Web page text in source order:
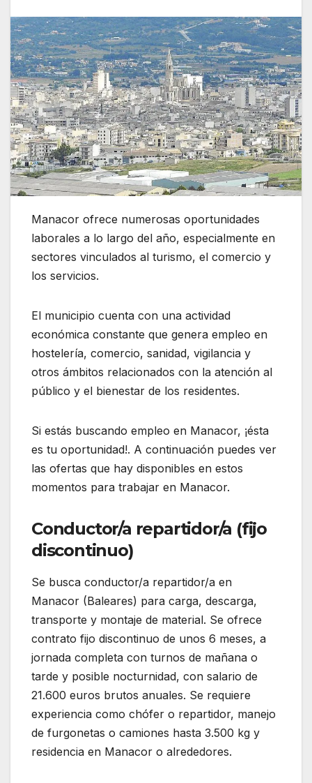
Manacor ofrece numerosas oportunidades
laborales a lo largo del año, especialmente en
sectores vinculados al turismo, el comercio y
los servicios.
El municipio cuenta con una actividad
económica constante que genera empleo en
hostelería, comercio, sanidad, vigilancia y
otros ámbitos relacionados con la atención al
público y el bienestar de los residentes.
Si estás buscando empleo en Manacor, ¡ésta
es tu oportunidad!. A continuación puedes ver
las ofertas que hay disponibles en estos
momentos para trabajar en Manacor.
Conductor/a repartidor/a (fijo
discontinuo)
Se busca conductor/a repartidor/a en
Manacor (Baleares) para carga, descarga,
transporte y montaje de material. Se ofrece
contrato fijo discontinuo de unos 6 meses, a
jornada completa con turnos de mañana o
tarde y posible nocturnidad, con salario de
21.600 euros brutos anuales. Se requiere
experiencia como chófer o repartidor, manejo
de furgonetas o camiones hasta 3.500 kg y
residencia en Manacor o alrededores.